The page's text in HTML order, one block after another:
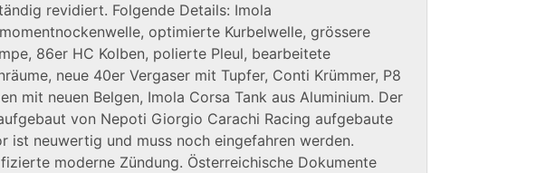
revidiert. Folgende Details: Imola
optimierte Kurbelwelle, grössere
86er HC Kolben, polierte Pleul, bearbeitete
neue 40er Vergaser mit Tupfer, Conti Krümmer, P8
mit neuen Belgen, Imola Corsa Tank aus Aluminium. Der
von Nepoti Giorgio Carachi Racing aufgebaute
ist neuwertig und muss noch eingefahren werden.
moderne Zündung. Österreichische Dokumente